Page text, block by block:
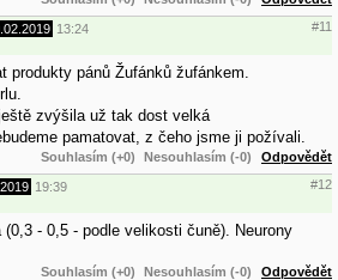
13:24 #11
produkty pánů Žufánků žufánkem.
zvýšila už tak dost velká
pamatovat, z čeho jsme ji požívali.
Souhlasím (+0) Nesouhlasím (-0) Odpovědět
19:39 #12
- 0,5 - podle velikosti čuně). Neurony
Souhlasím (+0) Nesouhlasím (-0) Odpovědět